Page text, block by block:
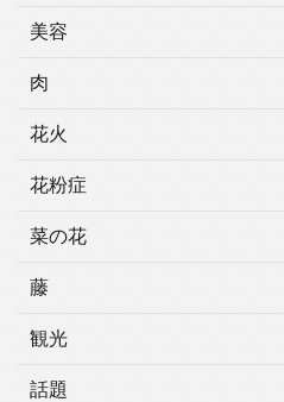
美容
肉
花火
花粉症
菜の花
藤
観光
話題